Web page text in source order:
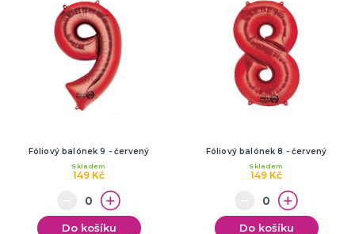
Fóliový balónek 9 - červený
149 Kč
Skladem
Do košíku
Fóliový balónek 8 - červený
149 Kč
Skladem
Do košíku